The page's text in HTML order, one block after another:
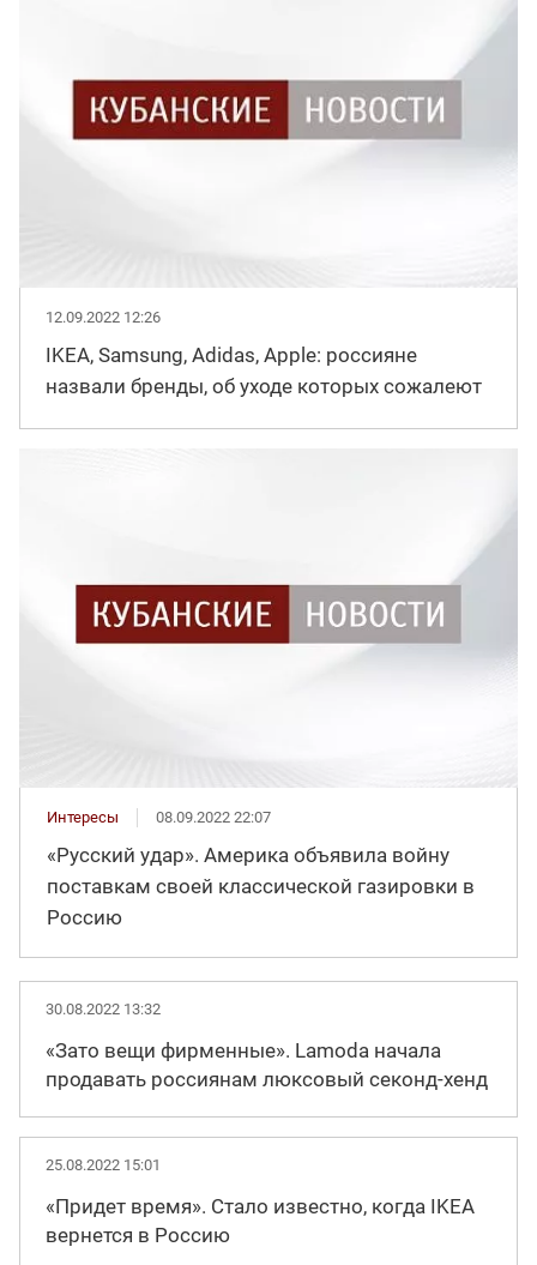
12.09.2022 12:26
IKEA, Samsung, Adidas, Apple: россияне
назвали бренды, об уходе которых сожалеют
Интересы 08.09.2022 22:07
«Русский удар». Америка объявила войну
поставкам своей классической газировки в
Россию
30.08.2022 13:32
«Зато вещи фирменные». Lamoda начала
продавать россиянам люксовый секонд-хенд
25.08.2022 15:01
«Придет время». Стало известно, когда IKEA
вернется в Россию